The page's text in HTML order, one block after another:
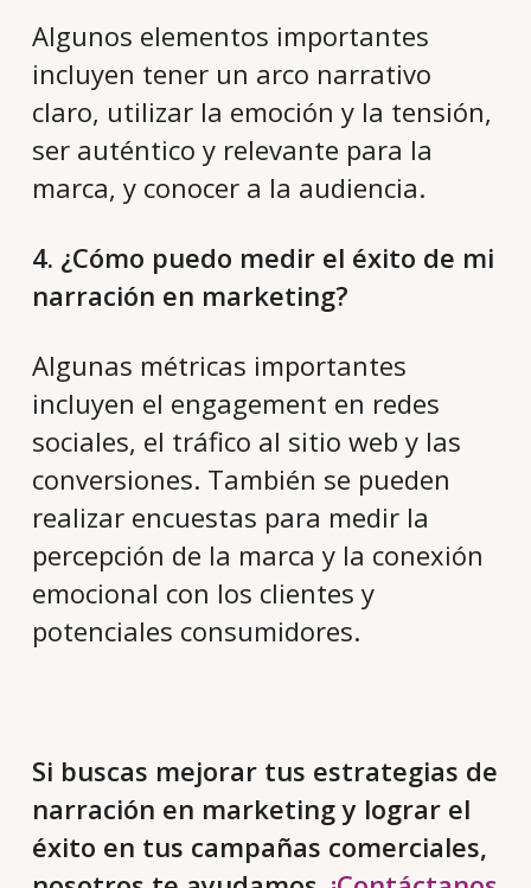
Algunos elementos importantes
incluyen tener un arco narrativo
claro, utilizar la emoción y la tensión,
ser auténtico y relevante para la
marca, y conocer a la audiencia.
4. ¿Cómo puedo medir el éxito de mi
narración en marketing?
Algunas métricas importantes
incluyen el engagement en redes
sociales, el tráfico al sitio web y las
conversiones. También se pueden
realizar encuestas para medir la
percepción de la marca y la conexión
emocional con los clientes y
potenciales consumidores.
Si buscas mejorar tus estrategias de
narración en marketing y lograr el
éxito en tus campañas comerciales,